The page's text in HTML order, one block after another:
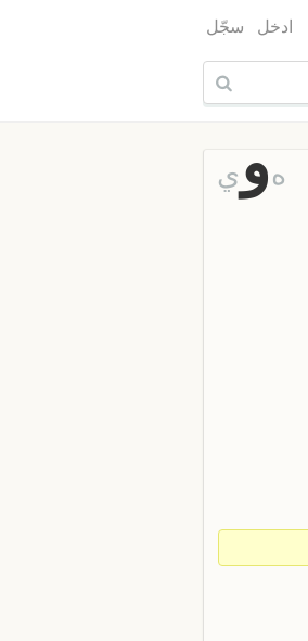
ادخل سجّل
هو ي